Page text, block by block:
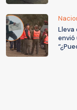
Lleva
envió